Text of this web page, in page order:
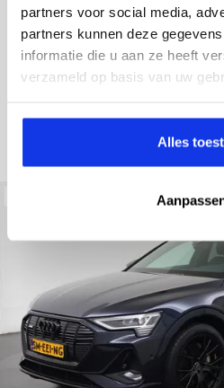
partners voor social media,
partners kunnen deze
informatie die u aan ze heeft
verzameld op basis van uw
Alles
34.998 km 437 km
electronic climate controle
Kopen
36.895,-